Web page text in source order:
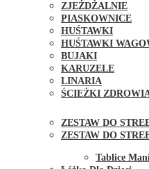
ZJEŻDŻALNIE
PIASKOWNICE
HUŚTAWKI
HUŚTAWKI
BUJAKI
KARUZELE
LINARIA
ŚCIEŻKI
ZESTAW DO
ZESTAW DO
Tablice